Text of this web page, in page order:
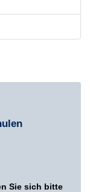
Sie sich bitte